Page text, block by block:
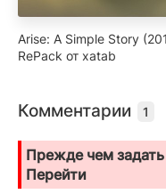
Arise: A Simple Story
RePack от xatab
Комментарии 1
Прежде чем
Перейти